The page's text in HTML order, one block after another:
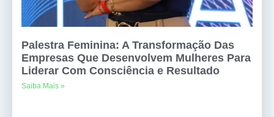
Palestra Feminina: A Transformação Das
Empresas Que Desenvolvem Mulheres Para
Liderar Com Consciência e Resultado
Saiba Mais »